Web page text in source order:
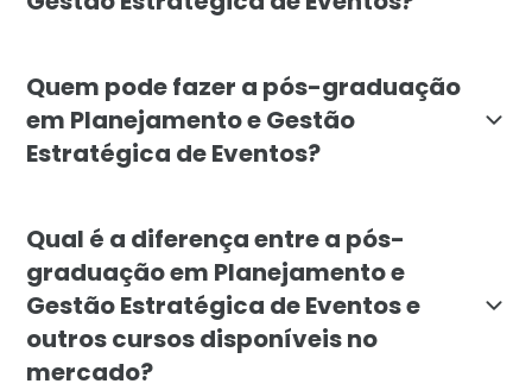
Quem pode fazer a pós-graduação
em Planejamento e Gestão
Estratégica de Eventos?
Qual é a diferença entre a pós-
graduação em Planejamento e
Gestão Estratégica de Eventos e
outros cursos disponíveis no
mercado?